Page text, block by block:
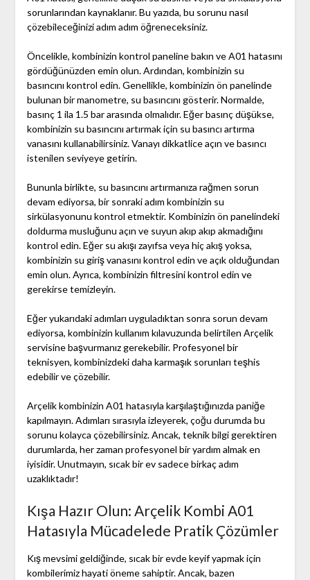
sorunlarından kaynaklanır. Bu yazıda, bu sorunu nasıl
çözebileceğinizi adım adım öğreneceksiniz.
Öncelikle, kombinizin kontrol paneline bakın ve A01 hatasını
gördüğünüzden emin olun. Ardından, kombinizin su
basıncını kontrol edin. Genellikle, kombinizin ön panelinde
bulunan bir manometre, su basıncını gösterir. Normalde,
basınç 1 ila 1.5 bar arasında olmalıdır. Eğer basınç düşükse,
kombinizin su basıncını artırmak için su basıncı artırma
vanasını kullanabilirsiniz. Vanayı dikkatlice açın ve basıncı
istenilen seviyeye getirin.
Bununla birlikte, su basıncını artırmanıza rağmen sorun
devam ediyorsa, bir sonraki adım kombinizin su
sirkülasyonunu kontrol etmektir. Kombinizin ön panelindeki
doldurma musluğunu açın ve suyun akıp akıp akmadığını
kontrol edin. Eğer su akışı zayıfsa veya hiç akış yoksa,
kombinizin su giriş vanasını kontrol edin ve açık olduğundan
emin olun. Ayrıca, kombinizin filtresini kontrol edin ve
gerekirse temizleyin.
Eğer yukarıdaki adımları uyguladıktan sonra sorun devam
ediyorsa, kombinizin kullanım kılavuzunda belirtilen Arçelik
servisine başvurmanız gerekebilir. Profesyonel bir
teknisyen, kombinizdeki daha karmaşık sorunları teşhis
edebilir ve çözebilir.
Arçelik kombinizin A01 hatasıyla karşılaştığınızda paniğe
kapılmayın. Adımları sırasıyla izleyerek, çoğu durumda bu
sorunu kolayca çözebilirsiniz. Ancak, teknik bilgi gerektiren
durumlarda, her zaman profesyonel bir yardım almak en
iyisidir. Unutmayın, sıcak bir ev sadece birkaç adım
uzaklıktadır!
Kışa Hazır Olun: Arçelik Kombi A01
Hatasıyla Mücadelede Pratik Çözümler
Kış mevsimi geldiğinde, sıcak bir evde keyif yapmak için
kombilerimiz hayati öneme sahiptir. Ancak, bazen